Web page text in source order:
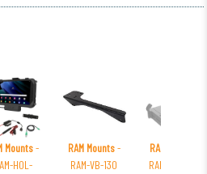
Mounts-
HOL-
RAM Mounts-
RAM-VB-130
RAM Mounts
RAM-234-S2U